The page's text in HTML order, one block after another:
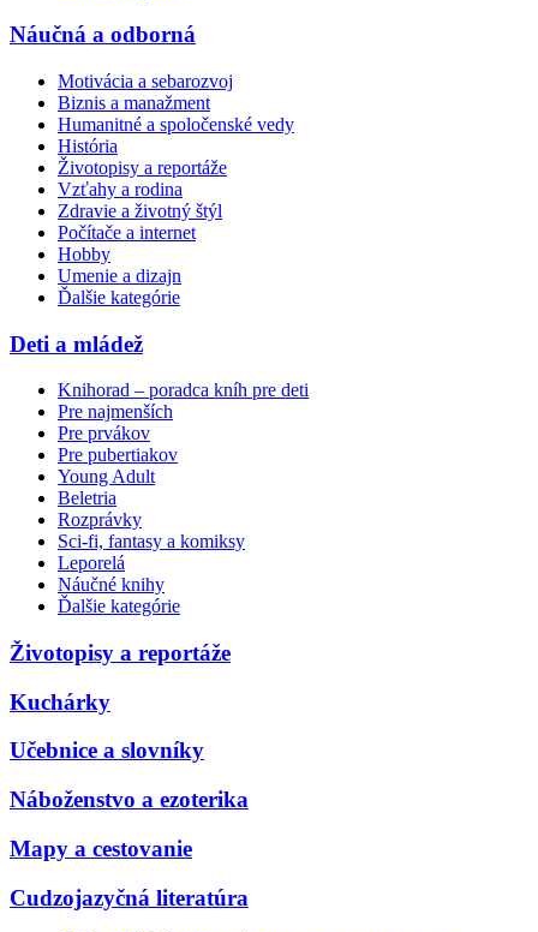
Náučná a odborná
Motivácia a sebarozvoj
Biznis a manažment
Humanitné a spoločenské vedy
História
Životopisy a reportáže
Vzťahy a rodina
Zdravie a životný štýl
Počítače a internet
Hobby
Umenie a dizajn
Ďalšie kategórie
Deti a mládež
Knihorad – poradca kníh pre deti
Pre najmenších
Pre prvákov
Pre pubertiakov
Young Adult
Beletria
Rozprávky
Sci-fi, fantasy a komiksy
Leporelá
Náučné knihy
Ďalšie kategórie
Životopisy a reportáže
Kuchárky
Učebnice a slovníky
Náboženstvo a ezoterika
Mapy a cestovanie
Cudzojazyčná literatúra